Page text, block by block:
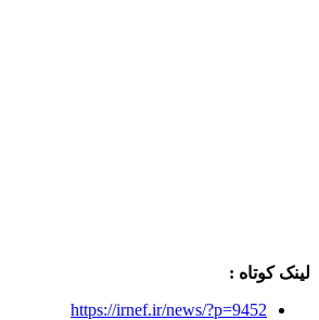
لینک کوتاه :
https://irnef.ir/news/?p=9452